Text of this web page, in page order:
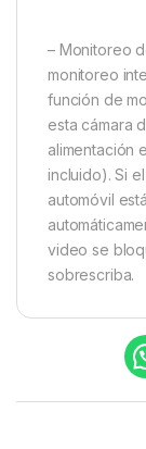
– Monitoreo
monitoreo
función de
esta cámara
alimentación
incluido). Si
automóvil
video se
sobrescriba.